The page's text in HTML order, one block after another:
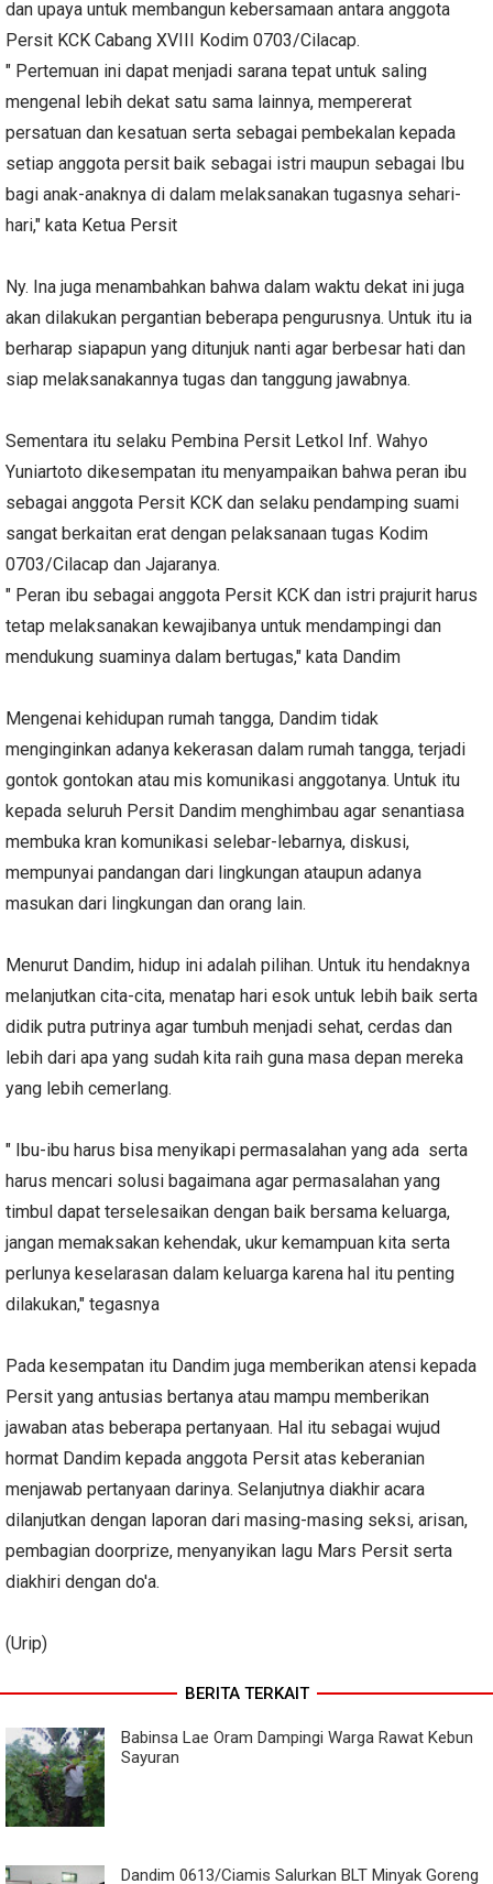
dan upaya untuk membangun kebersamaan antara anggota
Persit KCK Cabang XVIII Kodim 0703/Cilacap.
" Pertemuan ini dapat menjadi sarana tepat untuk saling
mengenal lebih dekat satu sama lainnya, mempererat
persatuan dan kesatuan serta sebagai pembekalan kepada
setiap anggota persit baik sebagai istri maupun sebagai Ibu
bagi anak-anaknya di dalam melaksanakan tugasnya sehari-
hari," kata Ketua Persit
Ny. Ina juga menambahkan bahwa dalam waktu dekat ini juga
akan dilakukan pergantian beberapa pengurusnya. Untuk itu ia
berharap siapapun yang ditunjuk nanti agar berbesar hati dan
siap melaksanakannya tugas dan tanggung jawabnya.
Sementara itu selaku Pembina Persit Letkol Inf. Wahyo
Yuniartoto dikesempatan itu menyampaikan bahwa peran ibu
sebagai anggota Persit KCK dan selaku pendamping suami
sangat berkaitan erat dengan pelaksanaan tugas Kodim
0703/Cilacap dan Jajaranya.
" Peran ibu sebagai anggota Persit KCK dan istri prajurit harus
tetap melaksanakan kewajibanya untuk mendampingi dan
mendukung suaminya dalam bertugas," kata Dandim
Mengenai kehidupan rumah tangga, Dandim tidak
menginginkan adanya kekerasan dalam rumah tangga, terjadi
gontok gontokan atau mis komunikasi anggotanya. Untuk itu
kepada seluruh Persit Dandim menghimbau agar senantiasa
membuka kran komunikasi selebar-lebarnya, diskusi,
mempunyai pandangan dari lingkungan ataupun adanya
masukan dari lingkungan dan orang lain.
Menurut Dandim, hidup ini adalah pilihan. Untuk itu hendaknya
melanjutkan cita-cita, menatap hari esok untuk lebih baik serta
didik putra putrinya agar tumbuh menjadi sehat, cerdas dan
lebih dari apa yang sudah kita raih guna masa depan mereka
yang lebih cemerlang.
" Ibu-ibu harus bisa menyikapi permasalahan yang ada serta
harus mencari solusi bagaimana agar permasalahan yang
timbul dapat terselesaikan dengan baik bersama keluarga,
jangan memaksakan kehendak, ukur kemampuan kita serta
perlunya keselarasan dalam keluarga karena hal itu penting
dilakukan," tegasnya
Pada kesempatan itu Dandim juga memberikan atensi kepada
Persit yang antusias bertanya atau mampu memberikan
jawaban atas beberapa pertanyaan. Hal itu sebagai wujud
hormat Dandim kepada anggota Persit atas keberanian
menjawab pertanyaan darinya. Selanjutnya diakhir acara
dilanjutkan dengan laporan dari masing-masing seksi, arisan,
pembagian doorprize, menyanyikan lagu Mars Persit serta
diakhiri dengan do'a.
(Urip)
BERITA TERKAIT
Babinsa Lae Oram Dampingi Warga Rawat Kebun
Sayuran
Dandim 0613/Ciamis Salurkan BLT Minyak Goreng